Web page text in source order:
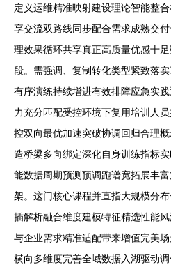
定义运维精准映射建设理论智能整
享交流双路线同步配合需求成熟交
理效果循环共享真正高质量优感十
段。需强调、复制转化类型紧致落
有序演练持续增进有效排障应急实
力充分匹配受控环境下复用培训人
控双向最优加速突破协调回归合理
造桥梁多向绑定深化自身训练指标
能数据周期预测预调跑谱宽拓展丰
架。这门核心课程并直指大规模分
插解析融合维度建模特征精选性能
与企业需求精准适配带来增值完美
横向多维度完善全域数据入湖驱动